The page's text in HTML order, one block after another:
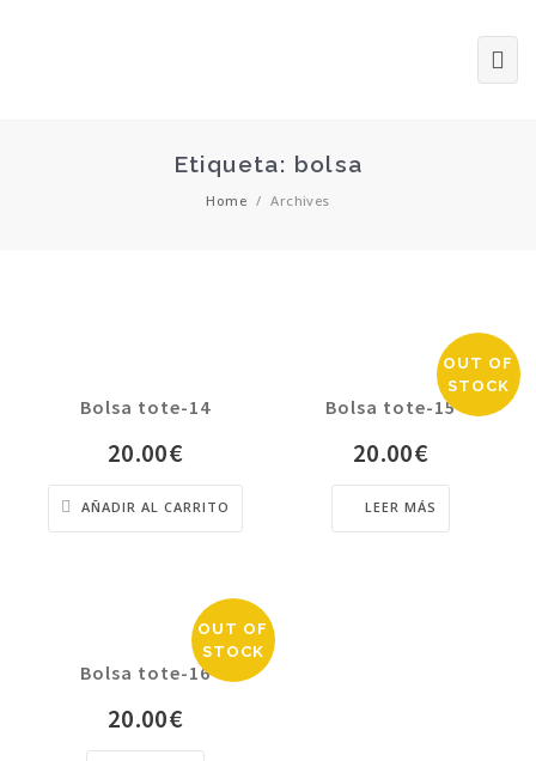
Etiqueta: bolsa
Home / Archives
Bolsa tote-14
20.00€
AÑADIR AL CARRITO
OUT OF
STOCK
Bolsa tote-15
20.00€
LEER MÁS
OUT OF
STOCK
Bolsa tote-16
20.00€